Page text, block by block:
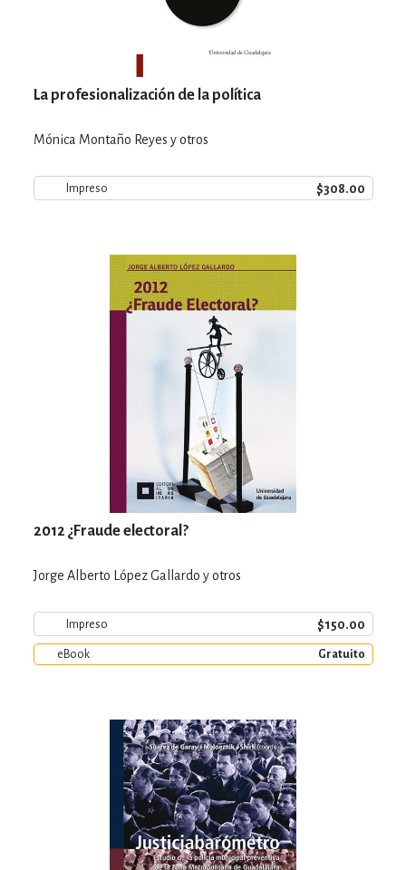
La profesionalización de la política
Mónica Montaño Reyes y otros
Impreso $308.00
2012 ¿Fraude electoral?
Jorge Alberto López Gallardo y otros
Impreso $150.00
eBook Gratuito